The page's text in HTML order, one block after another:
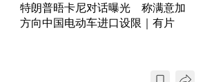
特朗普晤卡尼对话曝光 称满意加
方向中国电动车进口设限｜有片